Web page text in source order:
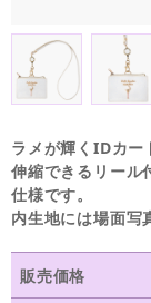
ラメが輝くIDカー
伸縮できるリール
仕様です。
内生地には場面写
販売価格